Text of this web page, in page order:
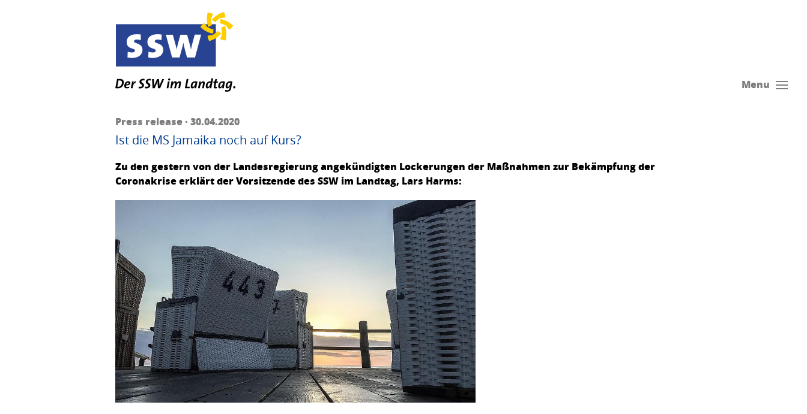
Menu
Press release · 30.04.2020
Ist die MS Jamaika noch auf Kurs?
Zu den gestern von der Landesregierung angekündigten Lockerungen der Maßnahmen zur Bekämpfung der
Coronakrise erklärt der Vorsitzende des SSW im Landtag, Lars Harms: